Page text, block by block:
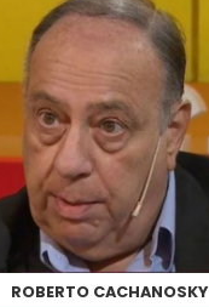
ROBERTO CACHANOSKY